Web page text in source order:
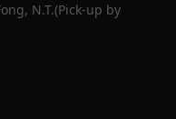
N.T.(Pick-up by